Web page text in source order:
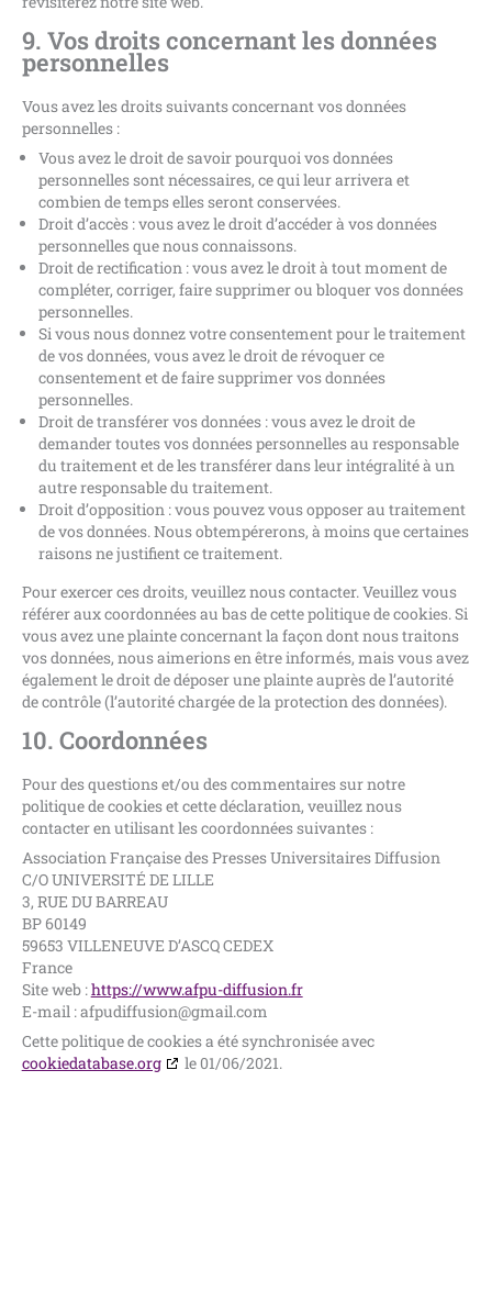
9. Vos droits concernant les données
personnelles
Vous avez les droits suivants concernant vos données
personnelles :
Vous avez le droit de savoir pourquoi vos données
personnelles sont nécessaires, ce qui leur arrivera et
combien de temps elles seront conservées.
Droit d’accès : vous avez le droit d’accéder à vos données
personnelles que nous connaissons.
Droit de rectification : vous avez le droit à tout moment de
compléter, corriger, faire supprimer ou bloquer vos données
personnelles.
Si vous nous donnez votre consentement pour le traitement
de vos données, vous avez le droit de révoquer ce
consentement et de faire supprimer vos données
personnelles.
Droit de transférer vos données : vous avez le droit de
demander toutes vos données personnelles au responsable
du traitement et de les transférer dans leur intégralité à un
autre responsable du traitement.
Droit d’opposition : vous pouvez vous opposer au traitement
de vos données. Nous obtempérerons, à moins que certaines
raisons ne justifient ce traitement.
Pour exercer ces droits, veuillez nous contacter. Veuillez vous
référer aux coordonnées au bas de cette politique de cookies. Si
vous avez une plainte concernant la façon dont nous traitons
vos données, nous aimerions en être informés, mais vous avez
également le droit de déposer une plainte auprès de l’autorité
de contrôle (l’autorité chargée de la protection des données).
10. Coordonnées
Pour des questions et/ou des commentaires sur notre
politique de cookies et cette déclaration, veuillez nous
contacter en utilisant les coordonnées suivantes :
Association Française des Presses Universitaires Diffusion
C/O UNIVERSITÉ DE LILLE
3, RUE DU BARREAU
BP 60149
59653 VILLENEUVE D’ASCQ CEDEX
France
Site web :https://www.afpu-diffusion.fr
E-mail :afpudiffusion@gmail.com
Cette politique de cookies a été synchronisée avec
cookiedatabase.org
le 01/06/2021.